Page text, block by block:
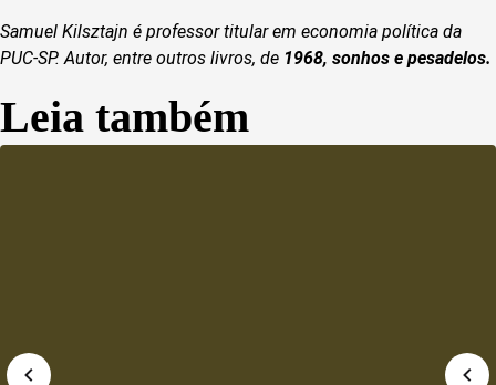
Samuel Kilsztajn é professor titular em economia política da
PUC-SP. Autor, entre outros livros, de 1968, sonhos e pesadelos.
Leia também